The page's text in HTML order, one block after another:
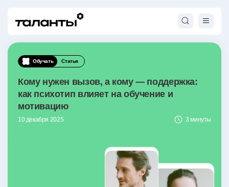
Обучать Статья
Кому нужен вызов, а кому — поддержка:
как психотип влияет на обучение и
мотивацию
10 декабря 2025 3 минуты